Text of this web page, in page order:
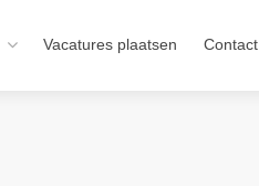
Vacatures plaatsen Contact